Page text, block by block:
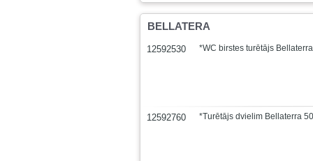
BELLATERA
12592530 *WC birstes turētājs
12592760 *Turētājs dvielim Bellaterra